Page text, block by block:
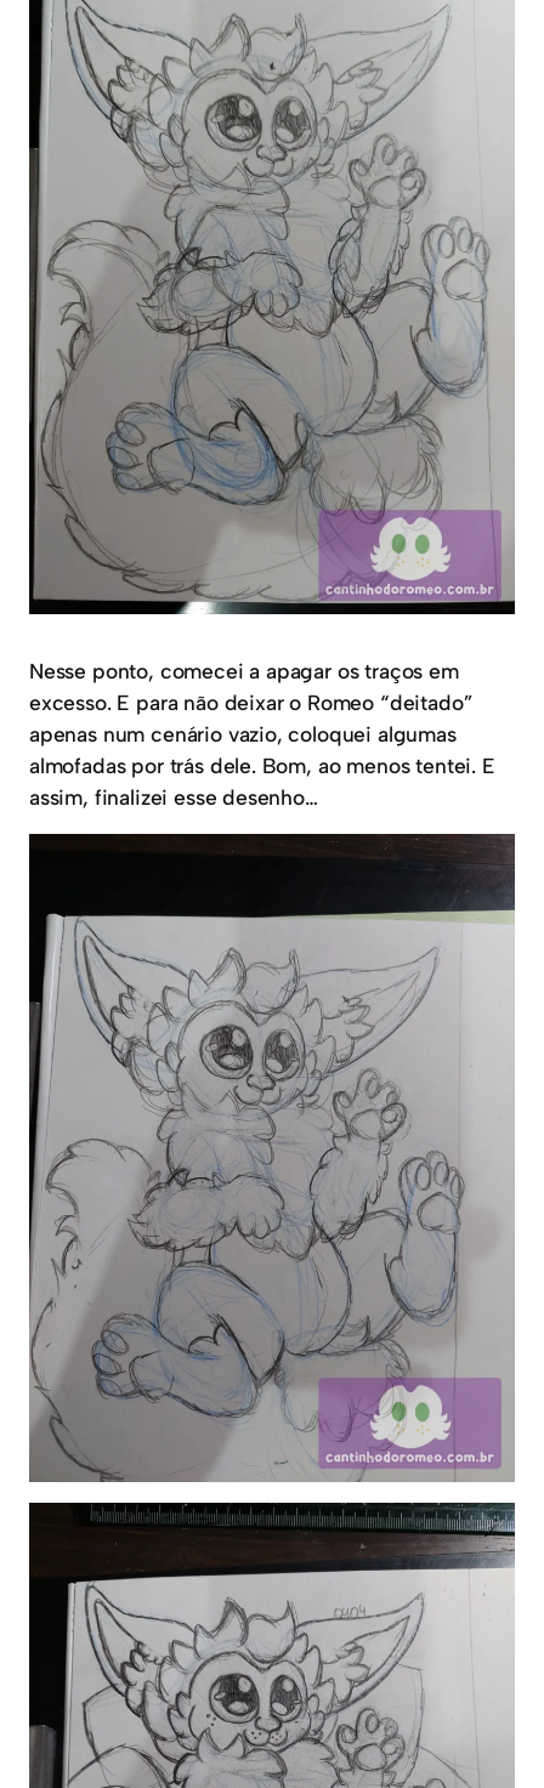
Nesse ponto, comecei a apagar os traços em
excesso. E para não deixar o Romeo “deitado”
apenas num cenário vazio, coloquei algumas
almofadas por trás dele. Bom, ao menos tentei. E
assim, finalizei esse desenho…